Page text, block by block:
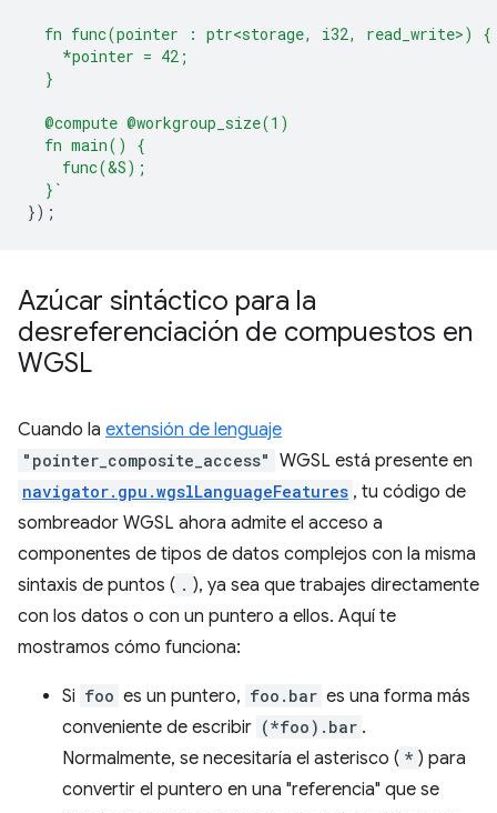
  fn func(pointer : ptr<storage, i32, read_write>) {
    *pointer = 42;
  }
  @compute @workgroup_size(1)
  fn main() {
    func(&S);
  }`
});
Azúcar sintáctico para la
desreferenciación de compuestos en
WGSL
Cuando la extensión de lenguaje
"pointer_composite_access" WGSL está presente en
navigator.gpu.wgslLanguageFeatures , tu código de
sombreador WGSL ahora admite el acceso a
componentes de tipos de datos complejos con la misma
sintaxis de puntos ( . ), ya sea que trabajes directamente
con los datos o con un puntero a ellos. Aquí te
mostramos cómo funciona:
Si foo es un puntero, foo.bar es una forma más
conveniente de escribir (*foo).bar .
Normalmente, se necesitaría el asterisco ( * ) para
convertir el puntero en una "referencia" que se